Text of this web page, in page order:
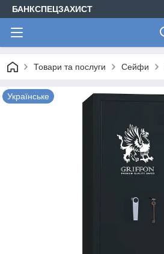
БАНКСПЕЦЗАХИСТ
Товари та послуги Сейфи
Українське